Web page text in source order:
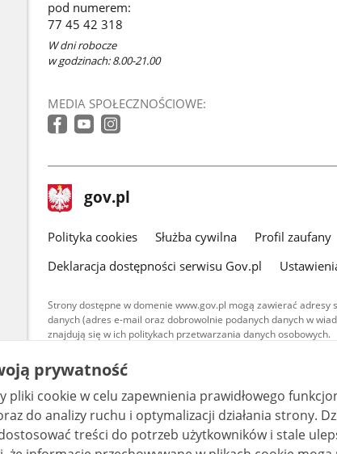
pod numerem:
77 45 42 318
W dni robocze
w godzinach: 8.00-21.00
MEDIA SPOŁECZNOŚCIOWE:
stopka
gov.pl Strona
gov.pl
gov.pl
Polityka cookies Służba cywilna Profil zaufany
Deklaracja dostępności serwisu Gov.pl
Strony dostępne w domenie www.gov.pl mogą zawierać
danych (adres e-mail oraz dobrowolnie podanych danych w
znajdują się w ich politykach przetwarzania danych osobowych.
Treści tekstowe publikowane w serwisie (z
udostępniane na licencji typu Creative Commons:
warunkach 4.0 (CC BY-SA 4.0). Materiały
są udostępniane na licencji typu Creative
bez utworów zależnych 4.0 (CC BY-NC-ND 4.0), o
prywatność
pliki cookie w celu zapewnienia prawidłowego
do analizy ruchu i optymalizacji działania strony. Dzięki nim
treści do potrzeb użytkowników i stale